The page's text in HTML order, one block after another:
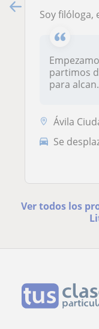
Soy filóloga, especialista en frances y
partimos
para
Ávila
Se
Ver todos los